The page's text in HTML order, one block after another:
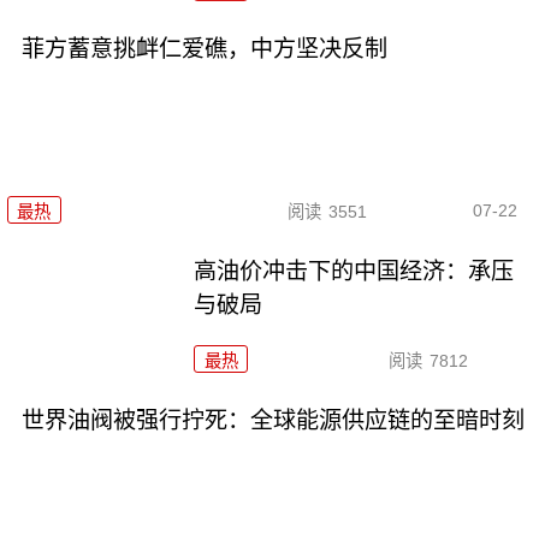
菲方蓄意挑衅仁爱礁，中方坚决反制
最热 阅读 3551 07-22
高油价冲击下的中国经济：承压
与破局
最热 阅读 7812
世界油阀被强行拧死：全球能源供应链的至暗时刻